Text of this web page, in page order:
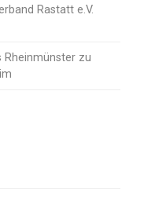
Rastatt e.V.
Rheinmünster zu